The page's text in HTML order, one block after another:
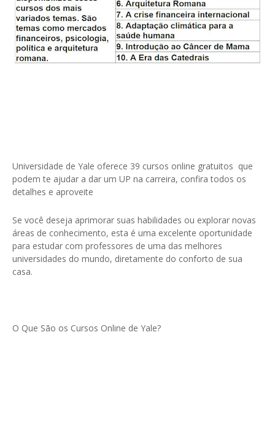
Universidade de Yale oferece 39 cursos online gratuitos que
podem te ajudar a dar um UP na carreira, confira todos os
detalhes e aproveite
Se você deseja aprimorar suas habilidades ou explorar novas
áreas de conhecimento, esta é uma excelente oportunidade
para estudar com professores de uma das melhores
universidades do mundo, diretamente do conforto de sua
casa.
O Que São os Cursos Online de Yale?